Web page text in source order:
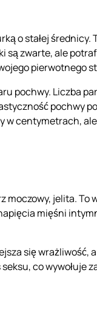
o stałej średnicy.
są zwarte, ale
pierwotnego
pochwy. Liczba
pochwy
w centymetrach,
jelita. To
mięśni
się wrażliwość,
co wywołuje